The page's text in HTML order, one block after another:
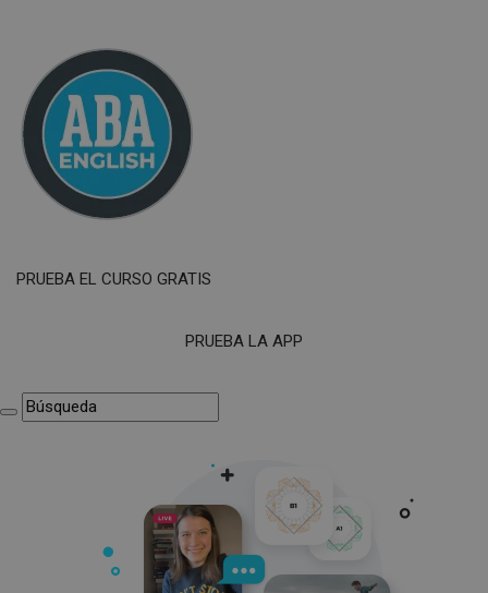
PRUEBA EL CURSO GRATIS
PRUEBA LA APP